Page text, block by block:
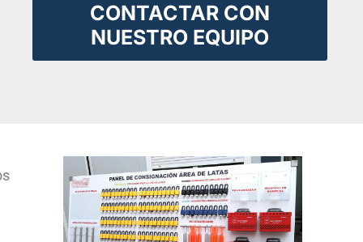
CONTACTAR CON
NUESTRO EQUIPO